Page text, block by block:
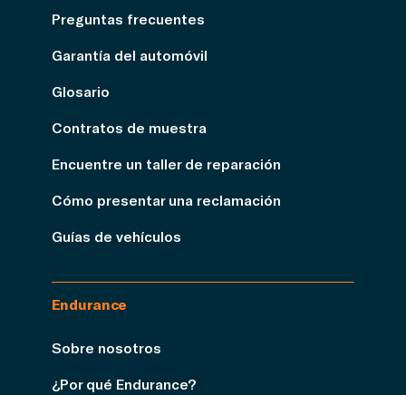
Preguntas frecuentes
Garantía del automóvil
Glosario
Contratos de muestra
Encuentre un taller de reparación
Cómo presentar una reclamación
Guías de vehículos
Endurance
Sobre nosotros
¿Por qué Endurance?